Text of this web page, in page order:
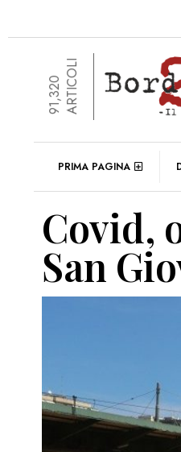
91,320ARTICOLI
PRIMA PAGINA
Covid,
San